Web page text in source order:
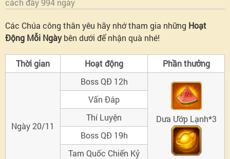
cách đây 994 ngày
Các Chúa công thân yêu hãy nhớ tham gia những Hoạt
Động Mỗi Ngàybên dưới để nhận quà nhé!
Thời gian Hoạt động Phần thưởng
Ngày 20/11
Boss QĐ 12h
Dưa Ướp Lạnh*3
Vấn Đáp
Thí Luyện
Boss QĐ 19h
Tam Quốc Chiến Kỷ
tham
toàn